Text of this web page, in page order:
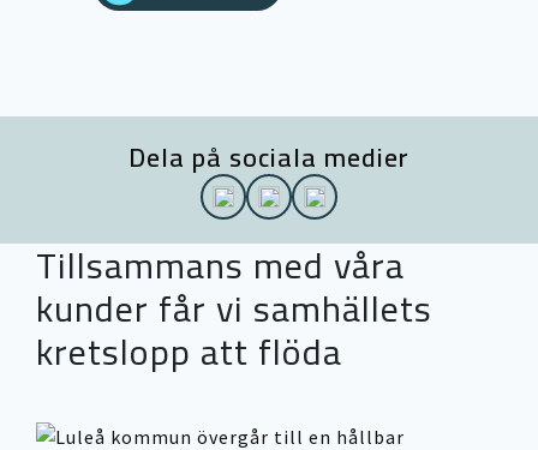
Dela på sociala medier
Tillsammans med våra
kunder får vi samhällets
kretslopp att flöda